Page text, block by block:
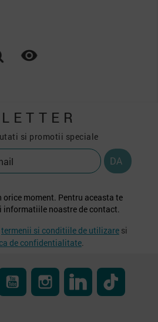
si promotii speciale
orice moment. Pentru aceasta te
informatiile noastre de contact.
termenii si conditiile de utilizare si
de confidentialitate.
YouTube InstagramLinkedIn